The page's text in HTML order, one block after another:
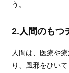
う。
2.人間のもつ
人間は、医療や
り、風邪をひい